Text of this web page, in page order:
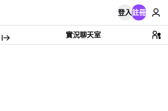
登入註冊
實況聊天室